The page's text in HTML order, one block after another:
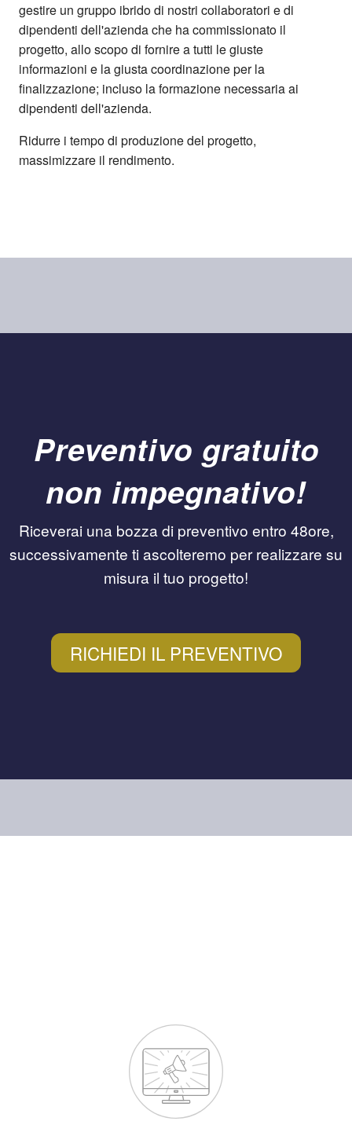
gestire un gruppo ibrido di nostri collaboratori e di
dipendenti dell'azienda che ha commissionato il
progetto, allo scopo di fornire a tutti le giuste
informazioni e la giusta coordinazione per la
finalizzazione; incluso la formazione necessaria ai
dipendenti dell'azienda.
Ridurre i tempo di produzione del progetto,
massimizzare il rendimento.
Preventivo gratuito
non impegnativo!
Riceverai una bozza di preventivo entro 48ore,
successivamente ti ascolteremo per realizzare su
misura il tuo progetto!
RICHIEDI IL PREVENTIVO